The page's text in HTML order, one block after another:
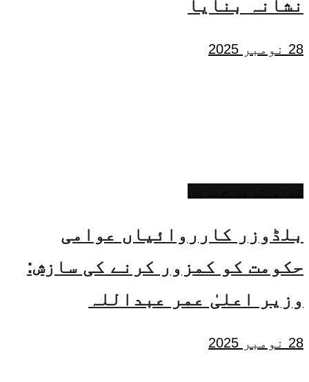
نشانہ بنایا
28 نومبر 2025
بلڈوزر کارروائیاں عوامی
حکومت کو کمزور کرنے کی سازش:
وزیر اعلیٰ عمر عبداللہ
28 نومبر 2025